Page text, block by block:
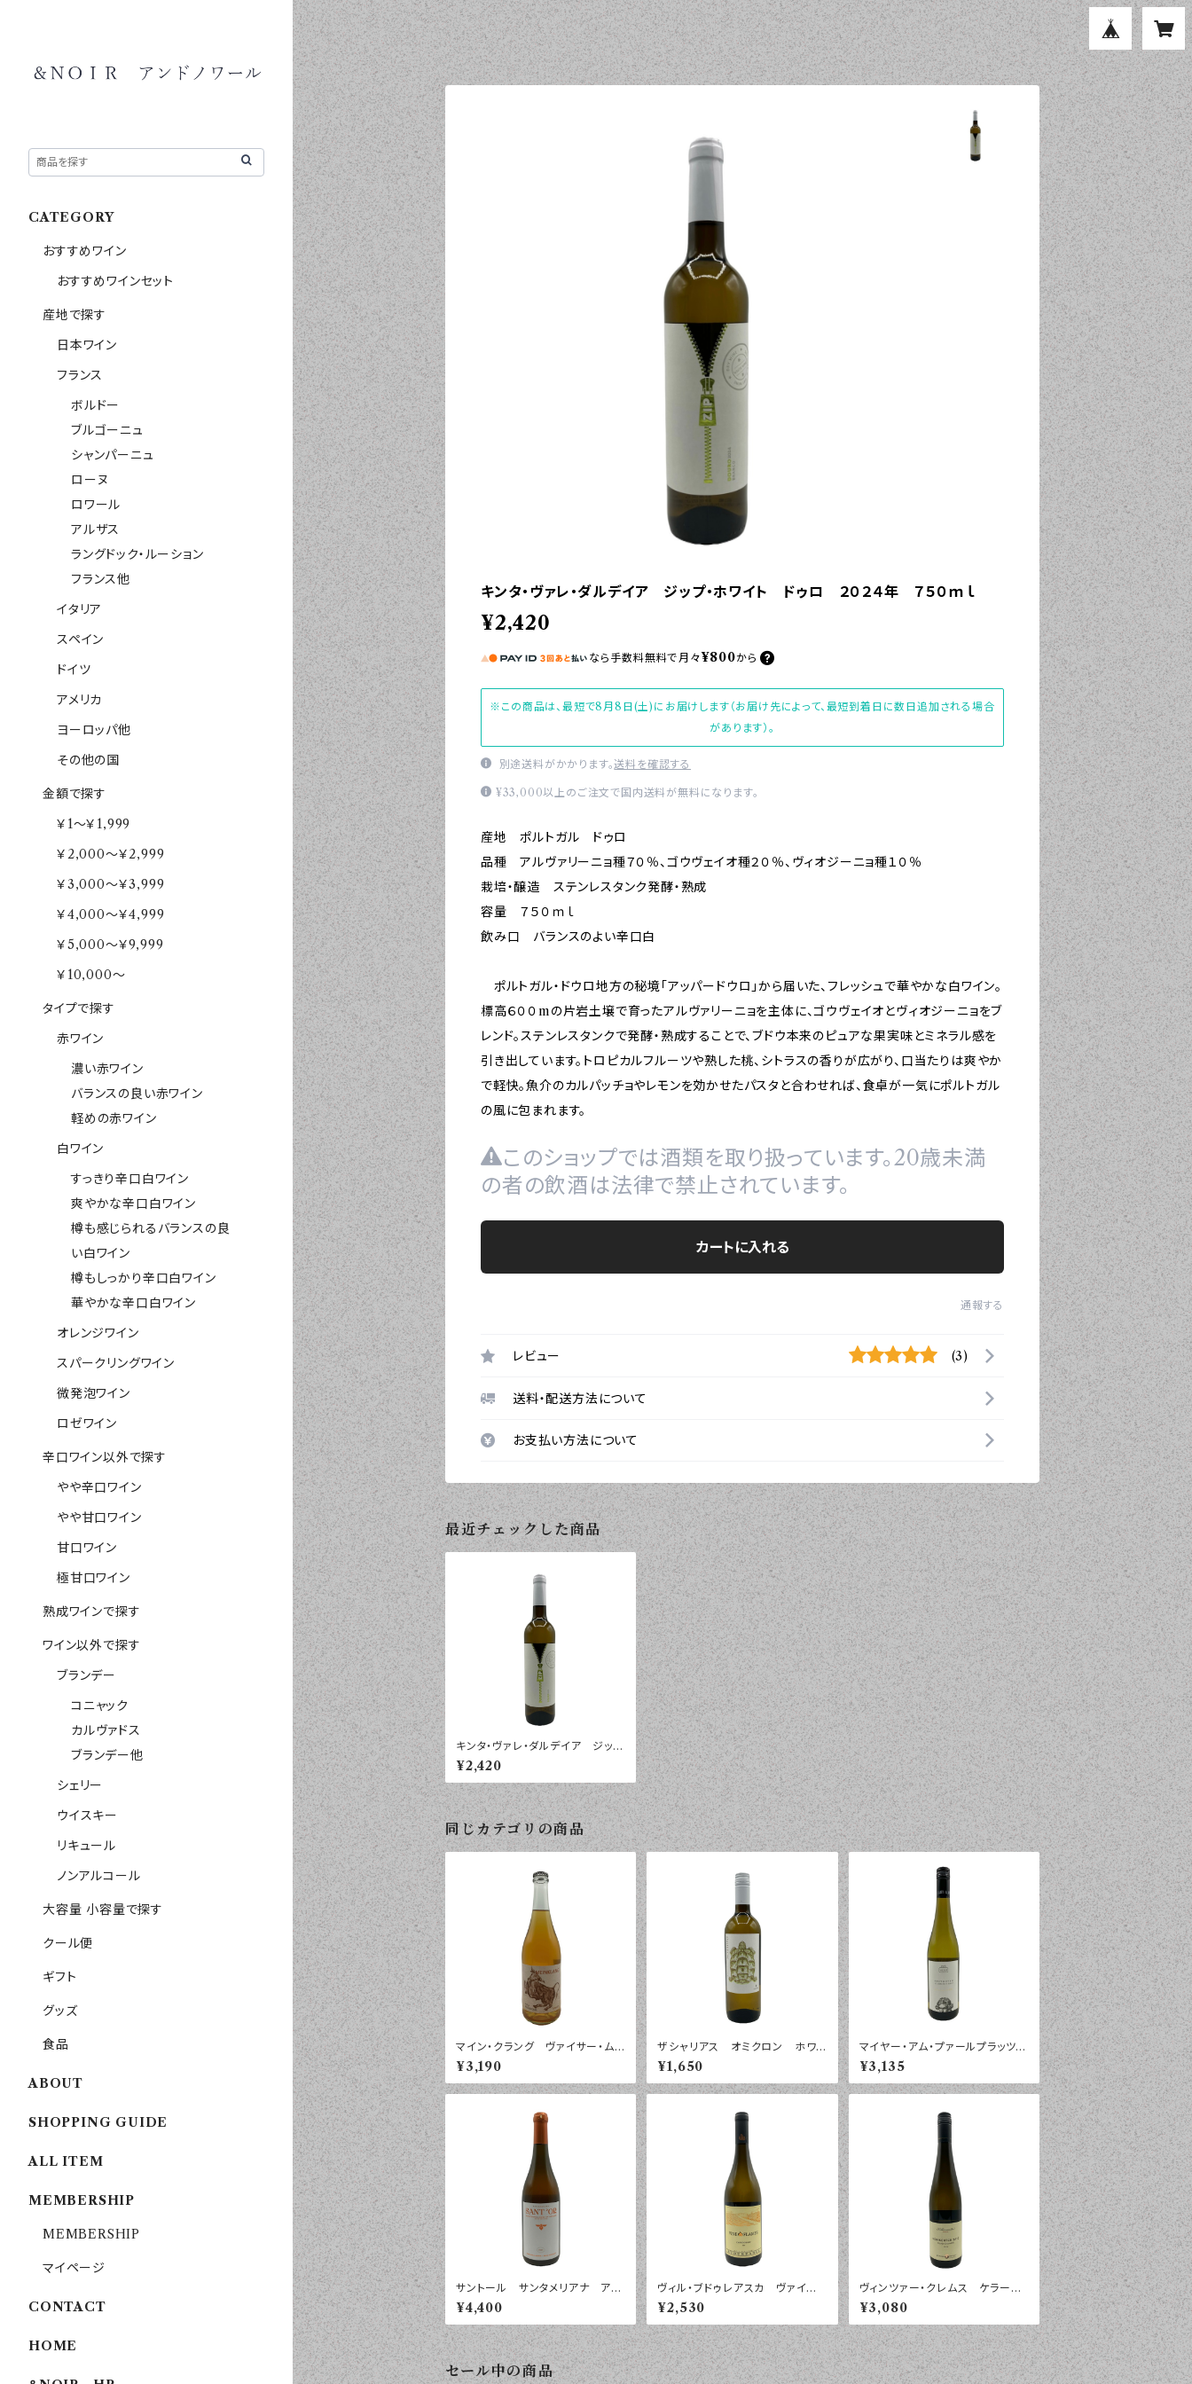
キンタ・ヴァレ・ダルデイア ジップ・ホワイト ドゥロ ２０２４年 ７５０ｍｌ
¥2,420
なら 手数料無料で 月々¥800から
※この商品は、最短で8月8日(土)にお届けします（お届け先によって、最短到着日に数日追加される場合
があります）。
別途送料がかかります。送料を確認する
¥33,000以上のご注文で国内送料が無料になります。
産地 ポルトガル ドゥロ
品種 アルヴァリーニョ種７０％、ゴウヴェイオ種２０％、ヴィオジーニョ種１０％
栽培・醸造 ステンレスタンク発酵・熟成
容量 ７５０ｍｌ
飲み口 バランスのよい辛口白
ポルトガル・ドウロ地方の秘境「アッパードウロ」から届いた、フレッシュで華やかな白ワイン。
標高６００mの片岩土壌で育ったアルヴァリーニョを主体に、ゴウヴェイオとヴィオジーニョをブ
レンド。ステンレスタンクで発酵・熟成することで、ブドウ本来のピュアな果実味とミネラル感を
引き出しています。トロピカルフルーツや熟した桃、シトラスの香りが広がり、口当たりは爽やか
で軽快。魚介のカルパッチョやレモンを効かせたパスタと合わせれば、食卓が一気にポルトガル
の風に包まれます。
このショップでは酒類を取り扱っています。20歳未満
の者の飲酒は法律で禁止されています。
カートに入れる
通報する
レビュー (3)
送料・配送方法について
お支払い方法について
最近チェックした商品
キンタ・ヴァレ・ダルデイア ジッ
プ・ホワイト ドゥロ ２０２４年
７５０ｍｌ
¥2,420
同じカテゴリの商品
マイン・クラング ヴァイサー・ムラ
チャック ノイジードラーゼー ２
０２４年 ７５０ｍｌ
¥3,190
ザシャリアス オミクロン ホワイ
ト ペロポネソス ２０２４年 ７
５０ｍｌ
¥1,650
マイヤー・アム・プァールプラッツ
ベートーヴェン 第九ラベル ２０
２５年 ７５０ｍｌ
¥3,135
サントール サンタメリアナ アン
フォラ・エイジング スキン・コンタ
クト ２０２４年 ７５０ｍｌ
¥4,400
ヴィル・ブドゥレアスカ ヴァイン・
イン・フレイム シャルドネ ルー
マニア ２０２５年 ７５０ｍｌ
¥2,530
ヴィンツァー・クレムス ケラーマ
イスター・プリヴァート ゲミシュ
ター・サッツ ニーダーエスタライ
ヒ ２０２４年 ７５０ｍｌ
¥3,080
セール中の商品
CATEGORY
おすすめワイン
おすすめワインセット
産地で探す
日本ワイン
フランス
ボルドー
ブルゴーニュ
シャンパーニュ
ローヌ
ロワール
アルザス
ラングドック・ルーション
フランス他
イタリア
スペイン
ドイツ
アメリカ
ヨーロッパ他
その他の国
金額で探す
￥1～￥1,999
￥2,000～￥2,999
￥3,000～￥3,999
￥4,000～￥4,999
￥5,000～￥9,999
￥10,000～
タイプで探す
赤ワイン
濃い赤ワイン
バランスの良い赤ワイン
軽めの赤ワイン
白ワイン
すっきり辛口白ワイン
爽やかな辛口白ワイン
樽も感じられるバランスの良
い白ワイン
樽もしっかり辛口白ワイン
華やかな辛口白ワイン
オレンジワイン
スパークリングワイン
微発泡ワイン
ロゼワイン
辛口ワイン以外で探す
やや辛口ワイン
やや甘口ワイン
甘口ワイン
極甘口ワイン
熟成ワインで探す
ワイン以外で探す
ブランデー
コニャック
カルヴァドス
ブランデー他
シェリー
ウイスキー
リキュール
ノンアルコール
大容量 小容量で探す
クール便
ギフト
グッズ
食品
ABOUT
SHOPPING GUIDE
ALL ITEM
MEMBERSHIP
MEMBERSHIP
マイページ
CONTACT
HOME